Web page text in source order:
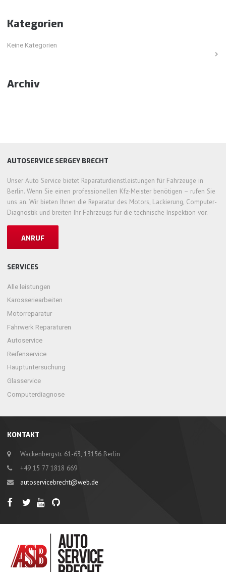
Kategorien
Keine Kategorien
Archiv
KONTAKT
Wackenbergstr. 61-63, 13156 Berlin
+49 15 77 1818 669
autoservicebrecht@web.de
AUTOSERVICE SERGEY BRECHT
Unser Auto Service bietet Reparaturdienstleistungen für Fahrzeuge in
Berlin. Wenn Sie einen professionellen Kfz-Meister benötigen – rufen Sie
uns an. Wir bieten Ihnen die Reparatur des Motors, Lackierung, Computer-
Diagnostik und breiten Ihr Fahrzeugs für die technische Inspektion vor.
ANRUF
SERVICES
Alle leistungen
Karosseriearbeiten
Motorreparatur
Fahrwerk Reparaturen
Autoservice
Reifenservice
Hauptuntersuchung
Glasservice
Computerdiagnose